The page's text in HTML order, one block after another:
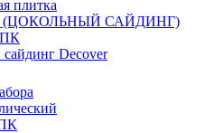
плитка
(ЦОКОЛЬНЫЙ САЙДИНГ)
Decover